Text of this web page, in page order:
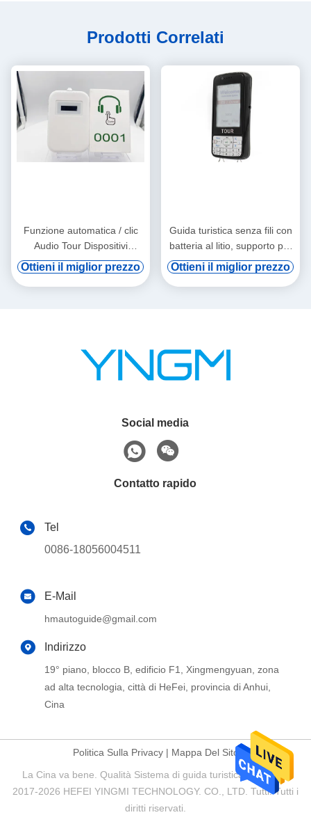
Prodotti Correlati
Funzione automatica / clic
Audio Tour Dispositivi
Asciugatura orecchie
Ottieni il miglior prezzo
Guida turistica senza fili con
batteria al litio, supporto per
vod digitale e induzione
automatica
Ottieni il miglior prezzo
Social media
Contatto rapido
Tel
0086-18056004511
E-Mail
hmautoguide@gmail.com
Indirizzo
19° piano, blocco B, edificio F1, Xingmengyuan, zona
ad alta tecnologia, città di HeFei, provincia di Anhui,
Cina
Politica Sulla Privacy| Mappa Del Sito
La Cina va bene. Qualità Sistema di guida turistica Fornitore.
2017-2026 HEFEI YINGMI TECHNOLOGY. CO., LTD. Tutti. Tutti i
diritti riservati.